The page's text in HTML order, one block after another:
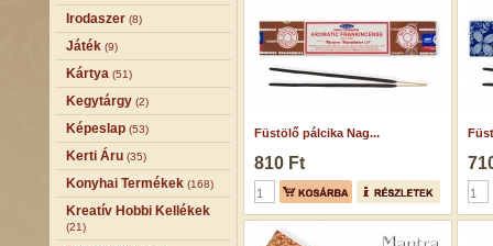
Irodaszer (8)
Játék (9)
Kártya (51)
Kegytárgy (2)
Képeslap (53)
Kerti Áru (35)
Konyhai Termékek (168)
Kreatív Hobbi Kellékek
(21)
Füstölő pálcika Nag...
810 Ft